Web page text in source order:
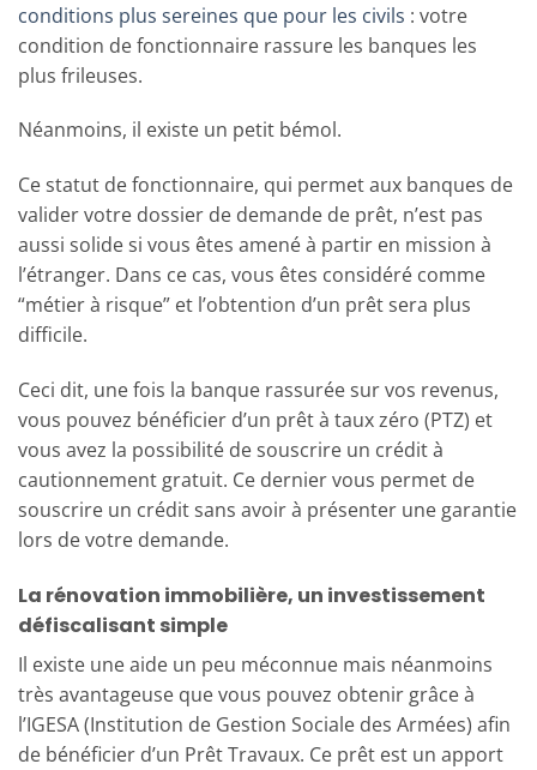
conditions plus sereines que pour les civils : votre
condition de fonctionnaire rassure les banques les
plus frileuses.
Néanmoins, il existe un petit bémol.
Ce statut de fonctionnaire, qui permet aux banques de
valider votre dossier de demande de prêt, n’est pas
aussi solide si vous êtes amené à partir en mission à
l’étranger. Dans ce cas, vous êtes considéré comme
“métier à risque” et l’obtention d’un prêt sera plus
difficile.
Ceci dit, une fois la banque rassurée sur vos revenus,
vous pouvez bénéficier d’un prêt à taux zéro (PTZ) et
vous avez la possibilité de souscrire un crédit à
cautionnement gratuit. Ce dernier vous permet de
souscrire un crédit sans avoir à présenter une garantie
lors de votre demande.
La rénovation immobilière, un investissement
défiscalisant simple
Il existe une aide un peu méconnue mais néanmoins
très avantageuse que vous pouvez obtenir grâce à
l’IGESA (Institution de Gestion Sociale des Armées) afin
de bénéficier d’un Prêt Travaux. Ce prêt est un apport